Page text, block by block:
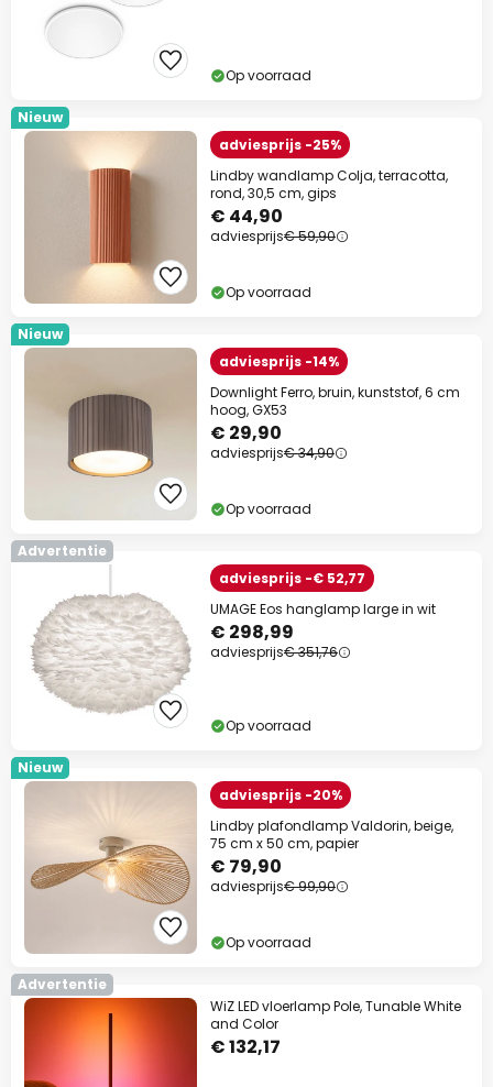
Op voorraad
Nieuw
adviesprijs -25%
Lindby wandlamp Colja, terracotta,
rond, 30,5 cm, gips
€ 44,90
adviesprijs€ 59,90
Op voorraad
Nieuw
adviesprijs -14%
Downlight Ferro, bruin, kunststof, 6 cm
hoog, GX53
€ 29,90
adviesprijs€ 34,90
Op voorraad
Advertentie
adviesprijs -€ 52,77
UMAGE Eos hanglamp large in wit
€ 298,99
adviesprijs€ 351,76
Op voorraad
Nieuw
adviesprijs -20%
Lindby plafondlamp Valdorin, beige,
75 cm x 50 cm, papier
€ 79,90
adviesprijs€ 99,90
Op voorraad
Advertentie
WiZ LED vloerlamp Pole, Tunable White
and Color
€ 132,17